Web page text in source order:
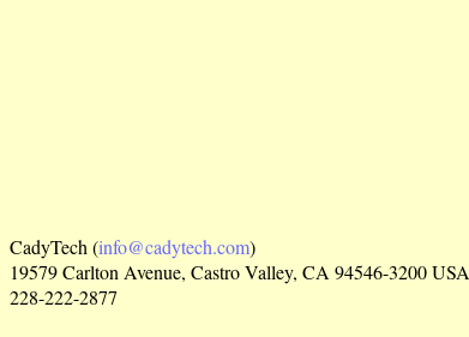
CadyTech (info@cadytech.com)
19579 Carlton Avenue, Castro Valley, CA 94546-3200 USA
228-222-2877